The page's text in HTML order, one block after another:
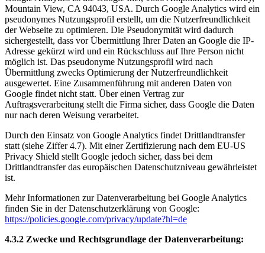
Mountain View, CA 94043, USA. Durch Google Analytics wird ein
pseudonymes Nutzungsprofil erstellt, um die Nutzerfreundlichkeit
der Webseite zu optimieren. Die Pseudonymität wird dadurch
sichergestellt, dass vor Übermittlung Ihrer Daten an Google die IP-
Adresse gekürzt wird und ein Rückschluss auf Ihre Person nicht
möglich ist. Das pseudonyme Nutzungsprofil wird nach
Übermittlung zwecks Optimierung der Nutzerfreundlichkeit
ausgewertet. Eine Zusammenführung mit anderen Daten von
Google findet nicht statt. Über einen Vertrag zur
Auftragsverarbeitung stellt die Firma sicher, dass Google die Daten
nur nach deren Weisung verarbeitet.
Durch den Einsatz von Google Analytics findet Drittlandtransfer
statt (siehe Ziffer 4.7). Mit einer Zertifizierung nach dem EU-US
Privacy Shield stellt Google jedoch sicher, dass bei dem
Drittlandtransfer das europäischen Datenschutzniveau gewährleistet
ist.
Mehr Informationen zur Datenverarbeitung bei Google Analytics
finden Sie in der Datenschutzerklärung von Google:
https://policies.google.com/privacy/update?hl=de
4.3.2 Zwecke und Rechtsgrundlage der Datenverarbeitung: